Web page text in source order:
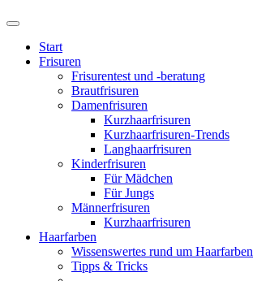
Start
Frisuren
Frisurentest und -beratung
Brautfrisuren
Damenfrisuren
Kurzhaarfrisuren
Kurzhaarfrisuren-Trends
Langhaarfrisuren
Kinderfrisuren
Für Mädchen
Für Jungs
Männerfrisuren
Kurzhaarfrisuren
Haarfarben
Wissenswertes rund um Haarfarben
Tipps & Tricks